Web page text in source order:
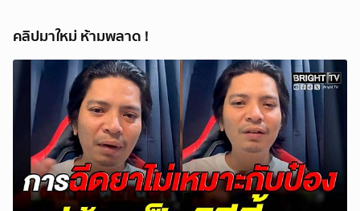
คลิปมาใหม่ ห้ามพลาด !